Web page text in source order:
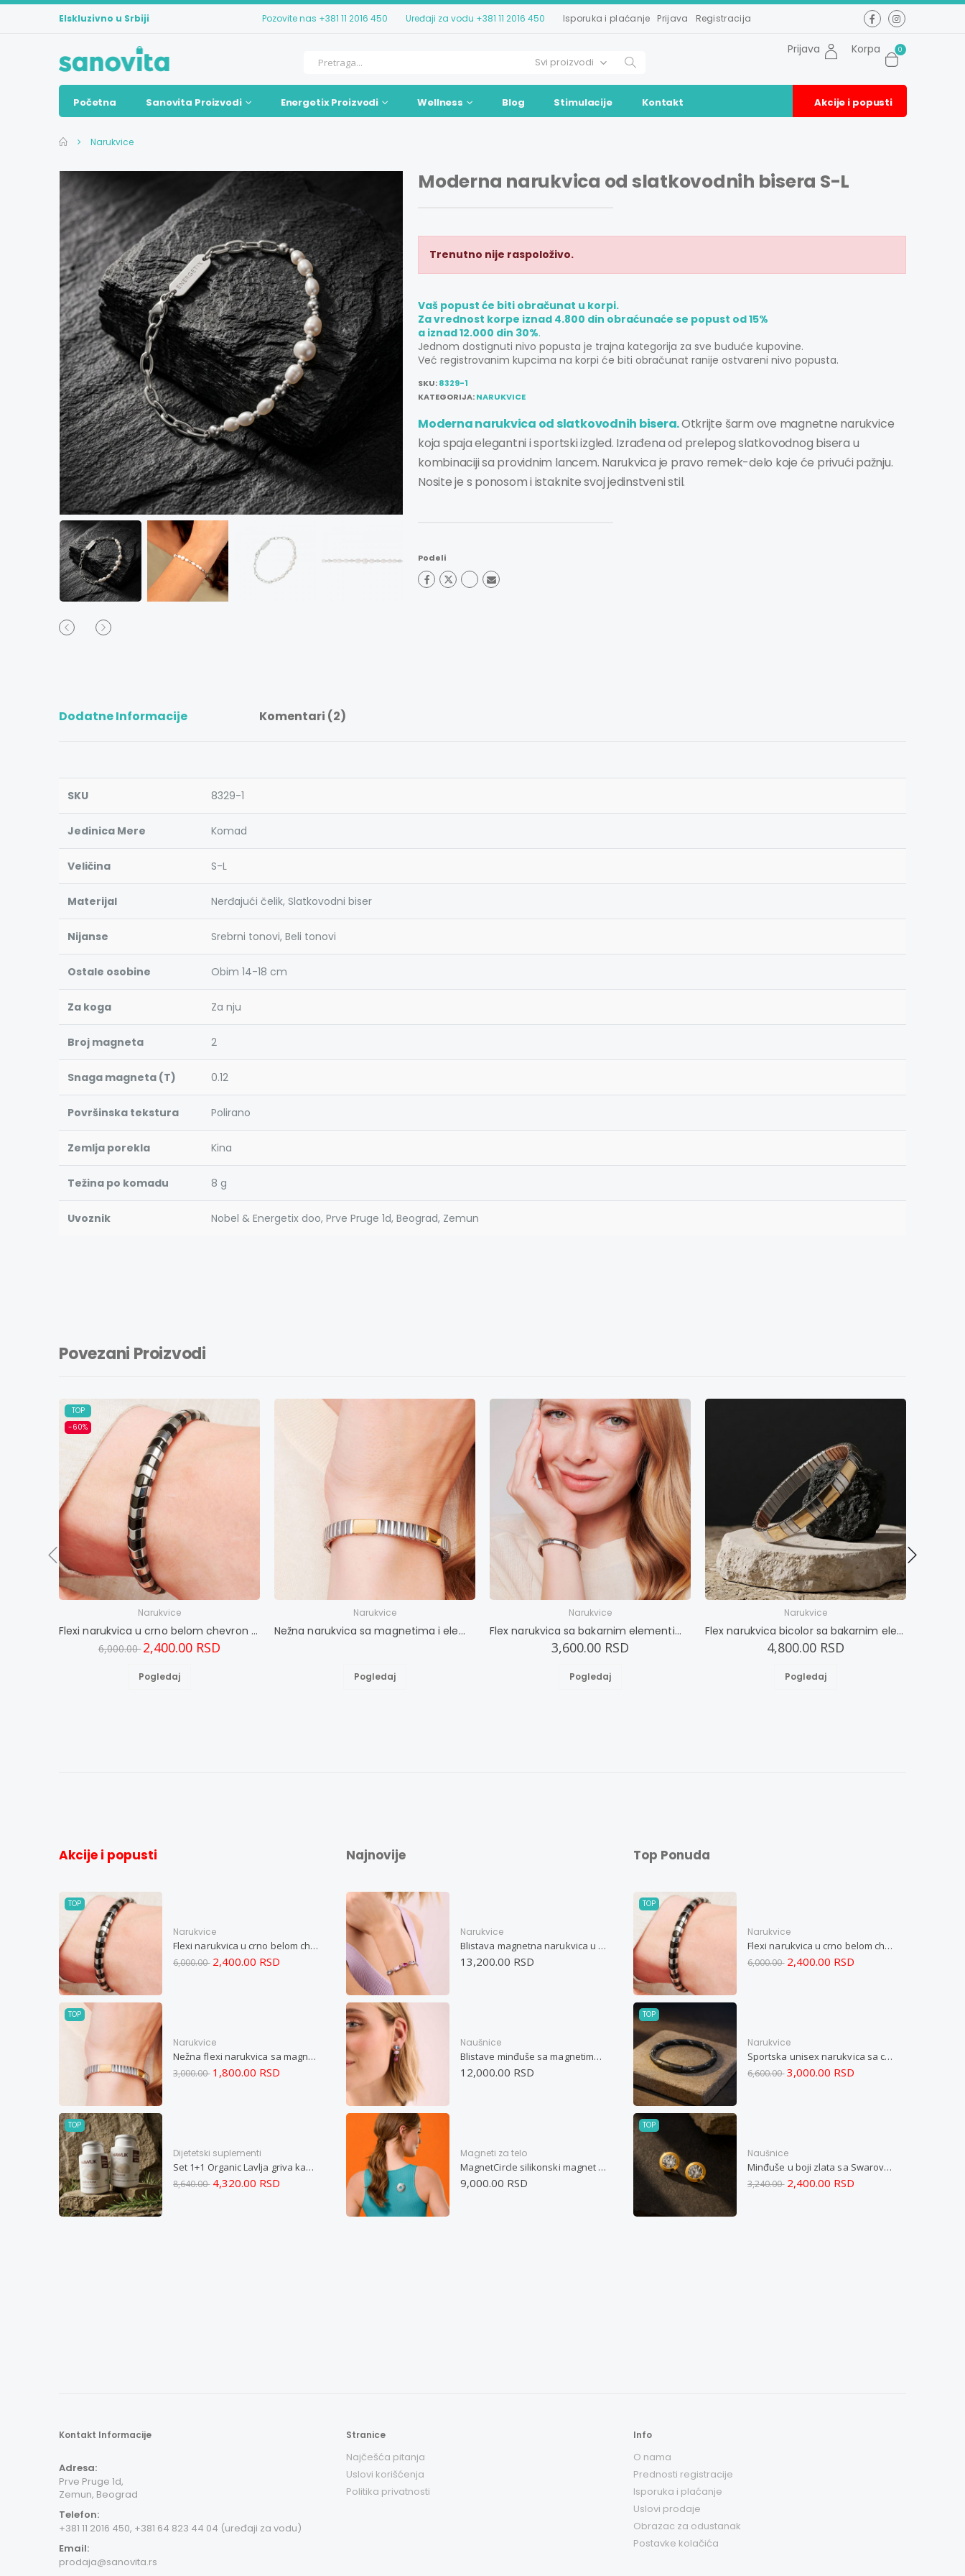
Elskluzivno u Srbiji Pozovite nas +381 11 2016 450 Uređaji za vodu +381 11 2016 450 Isporuka i plaćanje Prijava Registracija
Prijava Korpa 0
Početna Sanovita Proizvodi Energetix Proizvodi Wellness Blog Stimulacije Kontakt Akcije i popusti
Narukvice
Moderna narukvica od slatkovodnih bisera S-L
Trenutno nije raspoloživo.
Vaš popust će biti obračunat u korpi.
Za vrednost korpe iznad 4.800 din obraćunaće se popust od 15%
a iznad 12.000 din 30%.
Jednom dostignuti nivo popusta je trajna kategorija za sve buduće kupovine.
Već registrovanim kupcima na korpi će biti obračunat ranije ostvareni nivo popusta.
SKU:8329-1
KATEGORIJA:NARUKVICE
Moderna narukvica od slatkovodnih bisera.Otkrijte šarm ove magnetne narukvice
koja spaja elegantni i sportski izgled. Izrađena od prelepog slatkovodnog bisera u
kombinaciji sa providnim lancem. Narukvica je pravo remek-delo koje će privući pažnju.
Nosite je s ponosom i istaknite svoj jedinstveni stil.
Podeli
Dodatne Informacije Komentari (2)
SKU 8329-1
Jedinica Mere Komad
Veličina S-L
Materijal Nerđajući čelik, Slatkovodni biser
Nijanse Srebrni tonovi, Beli tonovi
Ostale osobine Obim 14-18 cm
Za koga Za nju
Broj magneta 2
Snaga magneta (T) 0.12
Površinska tekstura Polirano
Zemlja porekla Kina
Težina po komadu 8 g
Uvoznik Nobel & Energetix doo, Prve Pruge 1d, Beograd, Zemun
Povezani Proizvodi
TOP
-60%
Narukvice
Flexi narukvica u crno belom chevron dizajnu M
6,000.002,400.00 RSD
Pogledaj
Narukvice
Nežna narukvica sa magnetima i elementima u boji zlata i bakrom L
Pogledaj
Narukvice
Flex narukvica sa bakarnim elementima L
3,600.00 RSD
Pogledaj
Narukvice
Flex narukvica bicolor sa bakarnim elementima L
4,800.00 RSD
Pogledaj
Akcije i popusti
TOP
Narukvice
Flexi narukvica u crno belom chevron dizajnu M
6,000.00 2,400.00 RSD
TOP
Narukvice
Nežna flexi narukvica sa magnetima i elementima u boji zlata i bakrom M
3,000.00 1,800.00 RSD
TOP
Dijetetski suplementi
Set 1+1 Organic Lavlja griva kapsule -Hericium ekstrakt 60
8,640.00 4,320.00 RSD
Najnovije
Narukvice
Blistava magnetna narukvica u pastelnim bojama
13,200.00 RSD
Naušnice
Blistave minđuše sa magnetima u pastelnim bojama
12,000.00 RSD
Magneti za telo
MagnetCircle silikonski magnet za telo
9,000.00 RSD
Top Ponuda
TOP
Narukvice
Flexi narukvica u crno belom chevron dizajnu M
6,000.00 2,400.00 RSD
TOP
Narukvice
Sportska unisex narukvica sa crnim zatvaračem od nerđajućeg čelika i magnetom M
6,600.00 3,000.00 RSD
TOP
Naušnice
Minđuše u boji zlata sa Swarovski kristalom i magnetom
3,240.00 2,400.00 RSD
Kontakt Informacije
Adresa:
Prve Pruge 1d,
Zemun, Beograd
Telefon:
+381 11 2016 450, +381 64 823 44 04 (uređaji za vodu)
Email:
prodaja@sanovita.rs
Stranice
Najčešća pitanja
Uslovi korišćenja
Politika privatnosti
Info
O nama
Prednosti registracije
Isporuka i plaćanje
Uslovi prodaje
Obrazac za odustanak
Postavke kolačića